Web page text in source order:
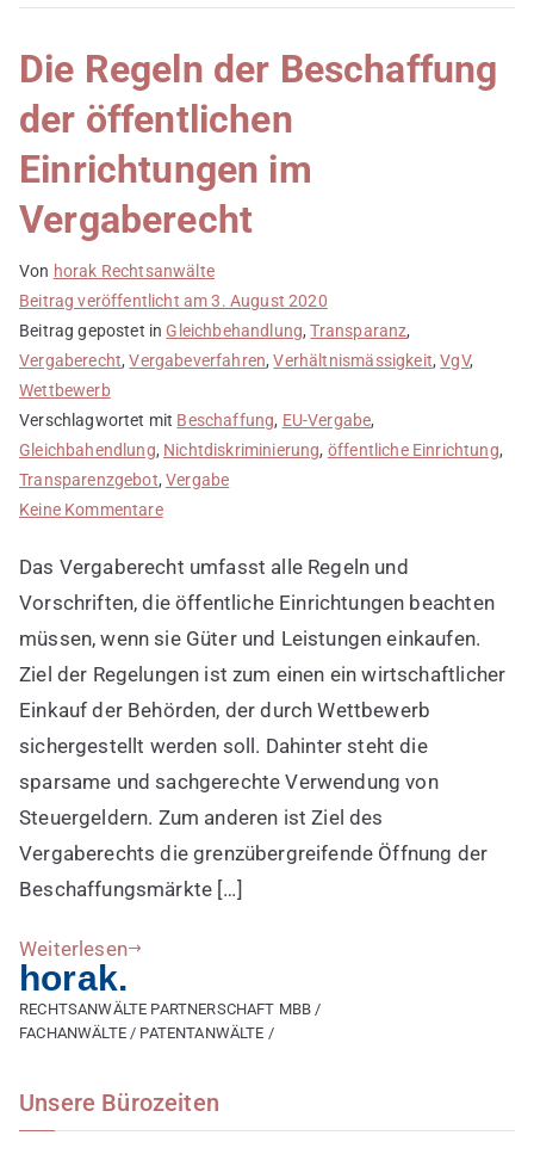
Die Regeln der Beschaffung
der öffentlichen
Einrichtungen im
Vergaberecht
Von horak Rechtsanwälte
Beitrag veröffentlicht am3. August 2020
Beitrag gepostet in Gleichbehandlung,Transparanz,
Vergaberecht,Vergabeverfahren,Verhältnismässigkeit,VgV,
Wettbewerb
Verschlagwortet mit Beschaffung, EU-Vergabe,
Gleichbahendlung, Nichtdiskriminierung, öffentliche Einrichtung,
Transparenzgebot,Vergabe
Keine Kommentarezu
Regeln
der
Beschaffung
öffentlichen
Einrichtungen
im
Vergaberecht
Das Vergaberecht umfasst alle Regeln und
Vorschriften, die öffentliche Einrichtungen beachten
müssen, wenn sie Güter und Leistungen einkaufen.
Ziel der Regelungen ist zum einen ein wirtschaftlicher
Einkauf der Behörden, der durch Wettbewerb
sichergestellt werden soll. Dahinter steht die
sparsame und sachgerechte Verwendung von
Steuergeldern. Zum anderen ist Ziel des
Vergaberechts die grenzübergreifende Öffnung der
Beschaffungsmärkte […]
Weiterlesen
horak.
RECHTSANWÄLTE PARTNERSCHAFT MBB /
FACHANWÄLTE / PATENTANWÄLTE /
Unsere Bürozeiten